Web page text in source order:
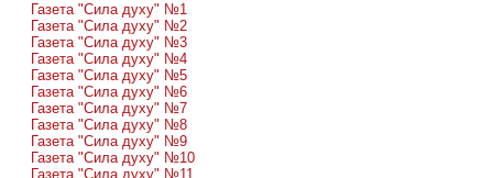
Газета "Сила духу" №1
Газета "Сила духу" №2
Газета "Сила духу" №3
Газета "Сила духу" №4
Газета "Сила духу" №5
Газета "Сила духу" №6
Газета "Сила духу" №7
Газета "Сила духу" №8
Газета "Сила духу" №9
Газета "Сила духу" №10
Газета "Сила духу" №11